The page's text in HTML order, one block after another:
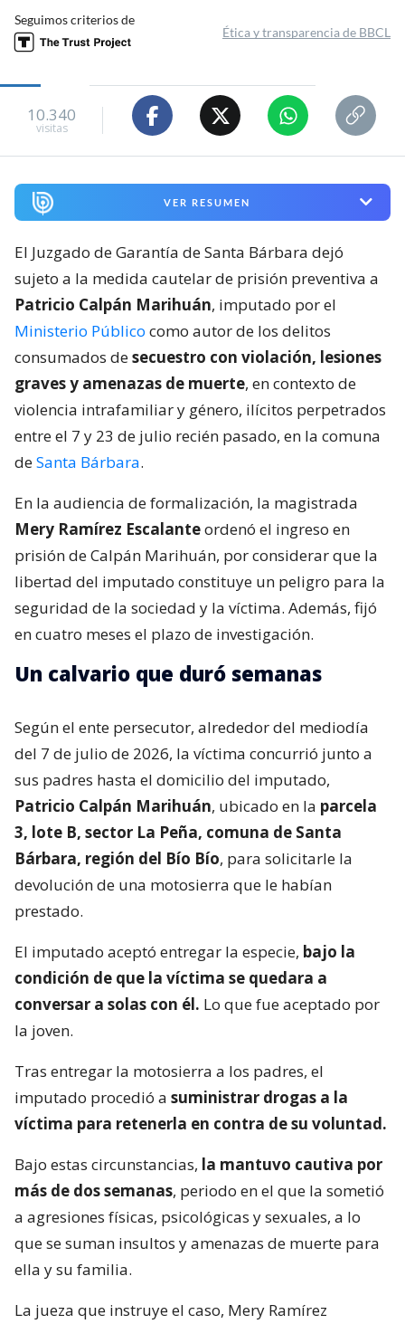
Seguimos criterios de
Ética y transparencia de BBCL
10.340
visitas
VER RESUMEN
El Juzgado de Garantía de Santa Bárbara dejó
sujeto a la medida cautelar de prisión preventiva a
Patricio Calpán Marihuán, imputado por el
Ministerio Público como autor de los delitos
consumados desecuestro con violación, lesiones
graves y amenazas de muerte, en contexto de
violencia intrafamiliar y género, ilícitos perpetrados
entre el 7 y 23 de julio recién pasado, en la comuna
deSanta Bárbara.
En la audiencia de formalización, la magistrada
Mery Ramírez Escalanteordenó el ingreso en
prisión de Calpán Marihuán, por considerar que la
libertad del imputado constituye un peligro para la
seguridad de la sociedad y la víctima. Además, fijó
en cuatro meses el plazo de investigación.
Un calvario que duró semanas
Según el ente persecutor, alrededor del mediodía
del 7 de julio de 2026, la víctima concurrió junto a
sus padres hasta el domicilio del imputado,
Patricio Calpán Marihuán, ubicado en la parcela
3, lote B, sector La Peña, comuna de Santa
Bárbara, región del Bío Bío, para solicitarle la
devolución de una motosierra que le habían
prestado.
El imputado aceptó entregar la especie, bajo la
condición de que la víctima se quedara a
conversar a solas con él. Lo que fue aceptado por
la joven.
Tras entregar la motosierra a los padres, el
imputado procedió a suministrar drogas a la
víctima para retenerla en contra de su voluntad.
Bajo estas circunstancias, la mantuvo cautiva por
más de dos semanas, periodo en el que la sometió
a agresiones físicas, psicológicas y sexuales, a lo
que se suman insultos y amenazas de muerte para
ella y su familia.
La jueza que instruye el caso, Mery Ramírez